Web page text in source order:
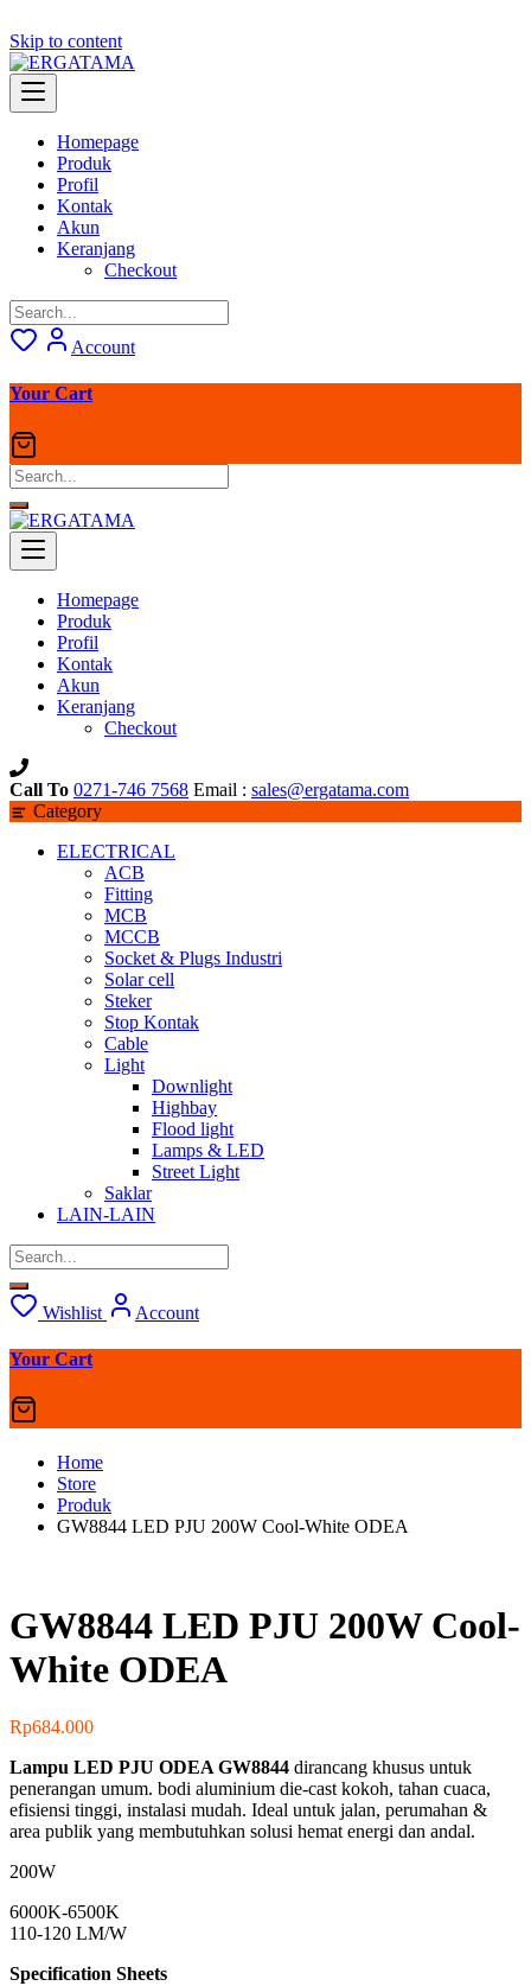
Skip to content
Homepage
Produk
Profil
Kontak
Akun
Keranjang
Checkout
Account
Your Cart
Homepage
Produk
Profil
Kontak
Akun
Keranjang
Checkout
Call To 0271-746 7568 Email : sales@ergatama.com
Category
ELECTRICAL
ACB
Fitting
MCB
MCCB
Socket & Plugs Industri
Solar cell
Steker
Stop Kontak
Cable
Light
Downlight
Highbay
Flood light
Lamps & LED
Street Light
Saklar
LAIN-LAIN
Wishlist Account
Your Cart
Home
Store
Produk
GW8844 LED PJU 200W Cool-White ODEA
GW8844 LED PJU 200W Cool-
White ODEA
Rp684.000
Lampu LED PJU ODEA GW8844 dirancang khusus untuk
penerangan umum. bodi aluminium die‑cast kokoh, tahan cuaca,
efisiensi tinggi, instalasi mudah. Ideal untuk jalan, perumahan &
area publik yang membutuhkan solusi hemat energi dan andal.
200W
6000K-6500K
110-120 LM/W
Specification Sheets